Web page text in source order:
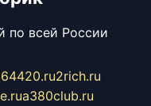
по всей России
2rich.ru
a380club.ru